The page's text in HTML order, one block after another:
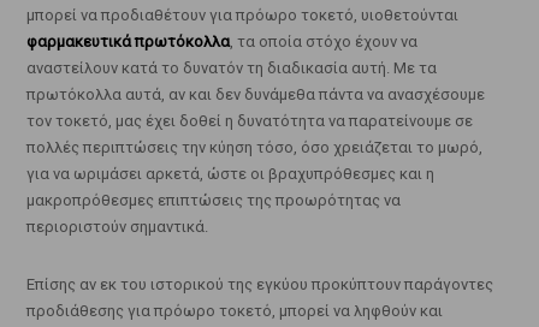
μπορεί να προδιαθέτουν για πρόωρο τοκετό, υιοθετούνται
φαρμακευτικά πρωτόκολλα, τα οποία στόχο έχουν να
αναστείλουν κατά το δυνατόν τη διαδικασία αυτή. Με τα
πρωτόκολλα αυτά, αν και δεν δυνάμεθα πάντα να ανασχέσουμε
τον τοκετό, μας έχει δοθεί η δυνατότητα να παρατείνουμε σε
πολλές περιπτώσεις την κύηση τόσο, όσο χρειάζεται το μωρό,
για να ωριμάσει αρκετά, ώστε οι βραχυπρόθεσμες και η
μακροπρόθεσμες επιπτώσεις της προωρότητας να
περιοριστούν σημαντικά.
Επίσης αν εκ του ιστορικού της εγκύου προκύπτουν παράγοντες
προδιάθεσης για πρόωρο τοκετό, μπορεί να ληφθούν και